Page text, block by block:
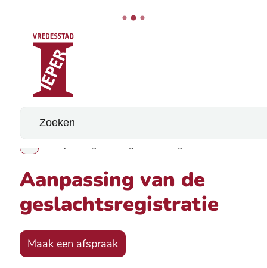
Naar inhoud
Stad Ieper
Wat zoek je?
Toon alle broodkruimel items
Aanpassing van de geslachtsregistratie
Aanpassing van de
geslachtsregistratie
Maak een afspraak